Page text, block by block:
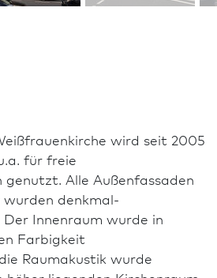
wird seit 2005
für freie
genutzt. Alle Außenfassaden
denkmal-
Innenraum wurde in
Farbigkeit
Raumakustik wurde